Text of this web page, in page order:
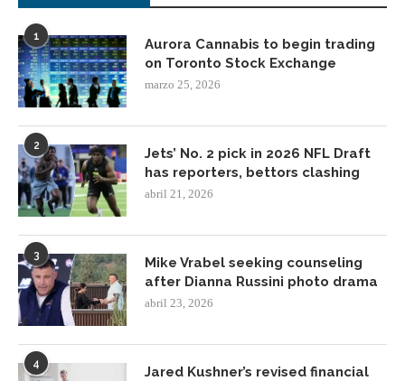
1
Aurora Cannabis to begin trading
on Toronto Stock Exchange
marzo 25, 2026
2
Jets’ No. 2 pick in 2026 NFL Draft
has reporters, bettors clashing
abril 21, 2026
3
Mike Vrabel seeking counseling
after Dianna Russini photo drama
abril 23, 2026
4
Jared Kushner’s revised financial